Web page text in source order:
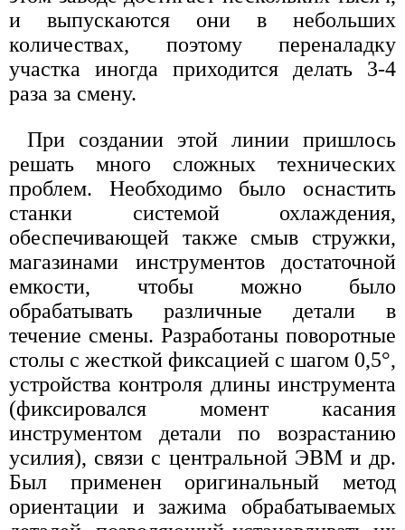
и выпускаются они в небольших
количествах, поэтому переналадку
участка иногда приходится делать 3-4
раза за смену.
При создании этой линии пришлось
решать много сложных технических
проблем. Необходимо было оснастить
станки системой охлаждения,
обеспечивающей также смыв стружки,
магазинами инструментов достаточной
емкости, чтобы можно было
обрабатывать различные детали в
течение смены. Разработаны поворотные
столы с жесткой фиксацией с шагом 0,5°,
устройства контроля длины инструмента
(фиксировался момент касания
инструментом детали по возрастанию
усилия), связи с центральной ЭВМ и др.
Был применен оригинальный метод
ориентации и зажима обрабатываемых